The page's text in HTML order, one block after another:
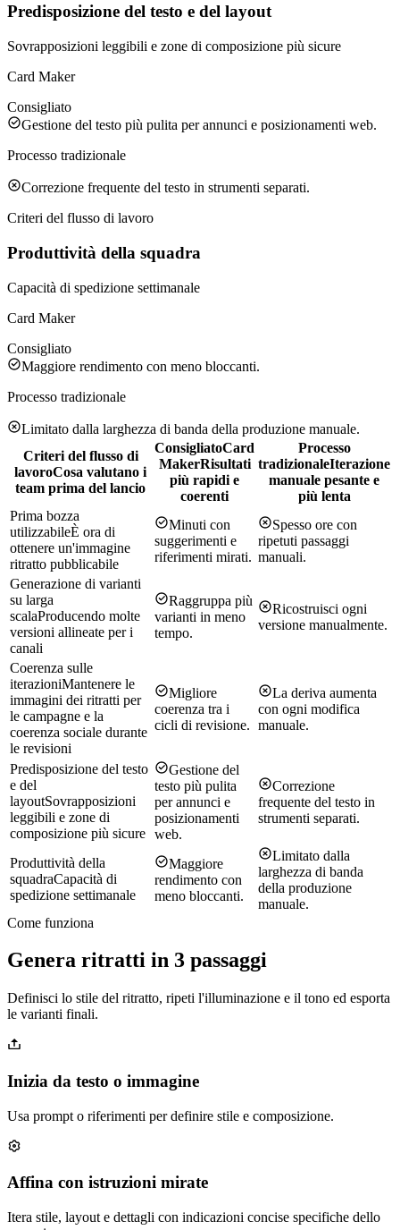
Predisposizione del testo e del layout
Sovrapposizioni leggibili e zone di composizione più sicure
Card Maker
Consigliato
Gestione del testo più pulita per annunci e posizionamenti web.
Processo tradizionale
Correzione frequente del testo in strumenti separati.
Criteri del flusso di lavoro
Produttività della squadra
Capacità di spedizione settimanale
Card Maker
Consigliato
Maggiore rendimento con meno bloccanti.
Processo tradizionale
Limitato dalla larghezza di banda della produzione manuale.
Criteri del flusso di
lavoroCosa valutano i
team prima del lancio
ConsigliatoCard
MakerRisultati
più rapidi e
coerenti
Processo
tradizionaleIterazione
manuale pesante e
più lenta
Prima bozza
utilizzabileÈ ora di
ottenere un'immagine
ritratto pubblicabile
Minuti con
suggerimenti e
riferimenti mirati.
Spesso ore con
ripetuti passaggi
manuali.
Generazione di varianti
su larga
scalaProducendo molte
versioni allineate per i
canali
Raggruppa più
varianti in meno
tempo.
Ricostruisci ogni
versione manualmente.
Coerenza sulle
iterazioniMantenere le
immagini dei ritratti per
le campagne e la
coerenza sociale durante
le revisioni
Migliore
coerenza tra i
cicli di revisione.
La deriva aumenta
con ogni modifica
manuale.
Predisposizione del testo
e del
layoutSovrapposizioni
leggibili e zone di
composizione più sicure
Gestione del
testo più pulita
per annunci e
posizionamenti
web.
Correzione
frequente del testo in
strumenti separati.
Produttività della
squadraCapacità di
spedizione settimanale
Maggiore
rendimento con
meno bloccanti.
Limitato dalla
larghezza di banda
della produzione
manuale.
Come funziona
Genera ritratti in 3 passaggi
Definisci lo stile del ritratto, ripeti l'illuminazione e il tono ed esporta
le varianti finali.
Inizia da testo o immagine
Usa prompt o riferimenti per definire stile e composizione.
Affina con istruzioni mirate
Itera stile, layout e dettagli con indicazioni concise specifiche dello